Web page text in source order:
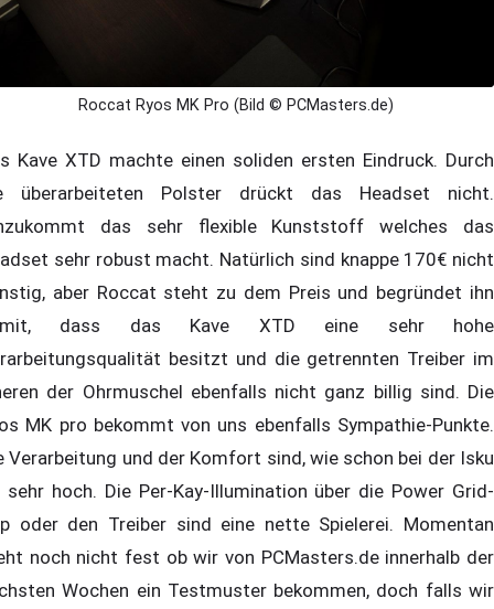
Roccat Ryos MK Pro (Bild © PCMasters.de)
Kave XTD machte einen soliden ersten Eindruck. Durch
überarbeiteten Polster drückt das Headset nicht.
das sehr flexible Kunststoff welches das
sehr robust macht. Natürlich sind knappe 170€ nicht
aber Roccat steht zu dem Preis und begründet ihn
dass das Kave XTD eine sehr hohe
besitzt und die getrennten Treiber im
der Ohrmuschel ebenfalls nicht ganz billig sind. Die
MK pro bekommt von uns ebenfalls Sympathie-Punkte.
Verarbeitung und der Komfort sind, wie schon bei der Isku
sehr hoch. Die Per-Kay-Illumination über die Power Grid-
oder den Treiber sind eine nette Spielerei. Momentan
noch nicht fest ob wir von PCMasters.de innerhalb der
Wochen ein Testmuster bekommen, doch falls wir